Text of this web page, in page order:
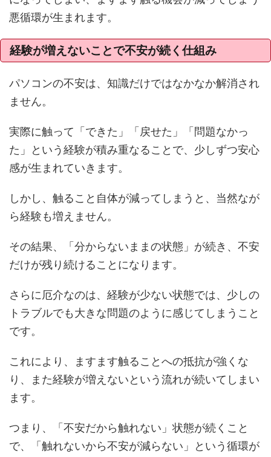
悪循環が生まれます。
経験が増えないことで不安が続く仕組み
パソコンの不安は、知識だけではなかなか解消され
ません。
実際に触って「できた」「戻せた」「問題なかっ
た」という経験が積み重なることで、少しずつ安心
感が生まれていきます。
しかし、触ること自体が減ってしまうと、当然なが
ら経験も増えません。
その結果、「分からないままの状態」が続き、不安
だけが残り続けることになります。
さらに厄介なのは、経験が少ない状態では、少しの
トラブルでも大きな問題のように感じてしまうこと
です。
これにより、ますます触ることへの抵抗が強くな
り、また経験が増えないという流れが続いてしまい
ます。
つまり、「不安だから触れない」状態が続くこと
で、「触れないから不安が減らない」という循環が